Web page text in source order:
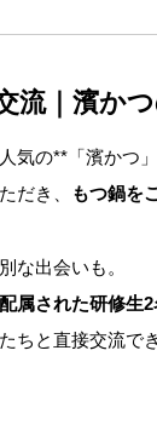
流｜濱か
気の**「濱か
だき、
もつ鍋を
な出会いも。
属された研修生2
ちと直接交流で